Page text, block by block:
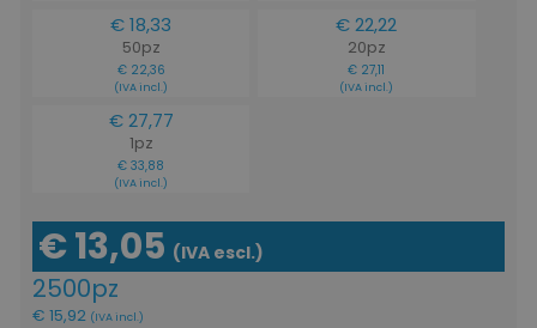
€ 18,33
50pz
€ 22,36
(IVA incl.)
€ 22,22
20pz
€ 27,11
(IVA incl.)
€ 27,77
1pz
€ 33,88
(IVA incl.)
€ 13,05 (IVA escl.)
2500pz
€ 15,92 (IVA incl.)